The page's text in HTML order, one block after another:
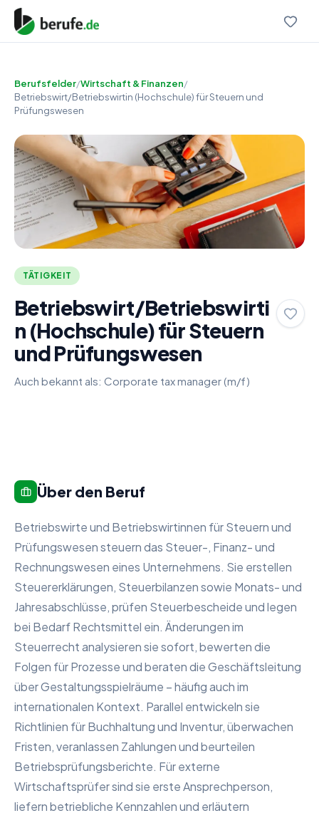
Berufsfelder/Wirtschaft & Finanzen/
Betriebswirt/Betriebswirtin (Hochschule) für Steuern und
Prüfungswesen
TÄTIGKEIT
Betriebswirt/Betriebswirti
n (Hochschule) für Steuern
und Prüfungswesen
Auch bekannt als: Corporate tax manager (m/f)
Über den Beruf
Betriebswirte und Betriebswirtinnen für Steuern und
Prüfungswesen steuern das Steuer-, Finanz- und
Rechnungswesen eines Unternehmens. Sie erstellen
Steuererklärungen, Steuerbilanzen sowie Monats- und
Jahresabschlüsse, prüfen Steuerbescheide und legen
bei Bedarf Rechtsmittel ein. Änderungen im
Steuerrecht analysieren sie sofort, bewerten die
Folgen für Prozesse und beraten die Geschäftsleitung
über Gestaltungsspielräume – häufig auch im
internationalen Kontext. Parallel entwickeln sie
Richtlinien für Buchhaltung und Inventur, überwachen
Fristen, veranlassen Zahlungen und beurteilen
Betriebsprüfungsberichte. Für externe
Wirtschaftsprüfer sind sie erste Ansprechperson,
liefern betriebliche Kennzahlen und erläutern